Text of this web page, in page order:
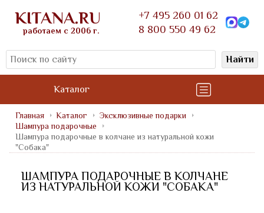
KITANA.RU
работаем с 2006 г.
+7 495 260 01 62
8 800 550 49 62
Найти
Каталог
Главная Каталог
Эксклюзивные подарки
Шампура подарочные
Шампура подарочные в колчане из натуральной кожи
"Собака"
ШАМПУРА ПОДАРОЧНЫЕ В КОЛЧАНЕ
ИЗ НАТУРАЛЬНОЙ КОЖИ "СОБАКА"